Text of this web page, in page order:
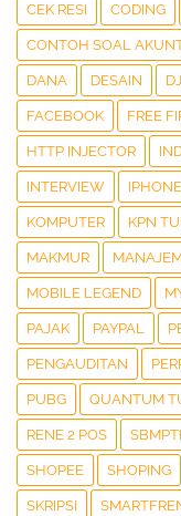
CEK RESI CODING
CONTOH SOAL
DANA DESAIN
FACEBOOK FREE
HTTP INJECTOR
INTERVIEW IPHONE
KOMPUTER KPN
MAKMUR
MOBILE LEGEND
PAJAK PAYPAL
PENGAUDITAN
PUBG QUANTUM
RENE 2 POS
SHOPEE SHOPING
SKRIPSI